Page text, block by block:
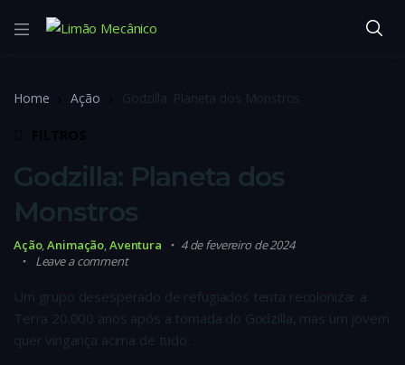
Home Ação Godzilla: Planeta dos Monstros
Godzilla: Planeta dos
Monstros
Ação,Animação,Aventura
4 de fevereiro de 2024
Leave a comment
Um grupo desesperado de refugiados tenta recolonizar a
Terra 20.000 anos após a tomada do Godzilla, mas um jovem
quer vingança acima de tudo.